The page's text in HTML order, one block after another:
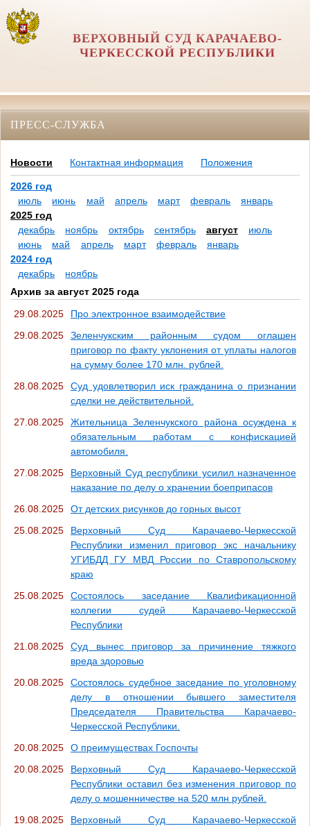
ВЕРХОВНЫЙ СУД КАРАЧАЕВО-
ЧЕРКЕССКОЙ РЕСПУБЛИКИ
ПРЕСС-СЛУЖБА
Новости Контактная информация Положения
2026 год
июль
июнь май апрель март февраль
январь
2025 год
декабрь
ноябрь октябрь сентябрь август
июль
июнь
май апрель март февраль
январь
2024 год
декабрь
ноябрь
Архив за август 2025 года
29.08.2025
Про электронное взаимодействие
29.08.2025
Зеленчукским районным судом оглашен
приговор по факту уклонения от уплаты налогов
на сумму более 170 млн. рублей.
28.08.2025
Суд удовлетворил иск гражданина о признании
сделки не действительной.
27.08.2025
Жительница Зеленчукского района осуждена к
обязательным работам с конфискацией
автомобиля.
27.08.2025
Верховный Суд республики усилил назначенное
наказание по делу о хранении боеприпасов
26.08.2025
От детских рисунков до горных высот
25.08.2025
Верховный Суд Карачаево-Черкесской
Республики изменил приговор экс начальнику
УГИБДД ГУ МВД России по Ставропольскому
краю
25.08.2025
Состоялось заседание Квалификационной
коллегии судей Карачаево-Черкесской
Республики
21.08.2025
Суд вынес приговор за причинение тяжкого
вреда здоровью
20.08.2025
Состоялось судебное заседание по уголовному
делу в отношении бывшего заместителя
Председателя Правительства Карачаево-
Черкесской Республики.
20.08.2025
О преимуществах Госпочты
20.08.2025
Верховный Суд Карачаево-Черкесской
Республики оставил без изменения приговор по
делу о мошенничестве на 520 млн рублей.
19.08.2025
Верховный Суд Карачаево-Черкесской